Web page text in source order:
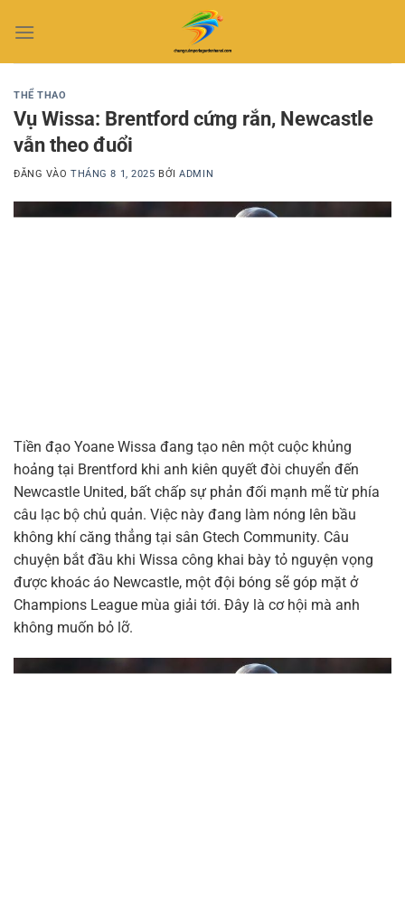
qua
THỂ THAO
Vụ Wissa: Brentford cứng rắn, Newcastle
vẫn theo đuổi
ĐĂNG VÀOTHÁNG 8 1, 2025 BỞIADMIN
Tiền đạo Yoane Wissa đang tạo nên một cuộc khủng
hoảng tại Brentford khi anh kiên quyết đòi chuyển đến
Newcastle United, bất chấp sự phản đối mạnh mẽ từ phía
câu lạc bộ chủ quản. Việc này đang làm nóng lên bầu
không khí căng thẳng tại sân Gtech Community. Câu
chuyện bắt đầu khi Wissa công khai bày tỏ nguyện vọng
được khoác áo Newcastle, một đội bóng sẽ góp mặt ở
Champions League mùa giải tới. Đây là cơ hội mà anh
không muốn bỏ lỡ.